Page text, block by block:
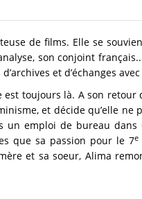
de films. Elle se
son conjoint
et d’échanges
toujours là. A son retour
et décide qu’elle ne
emploi de bureau
que sa passion pour le 7e
et sa soeur, Alima